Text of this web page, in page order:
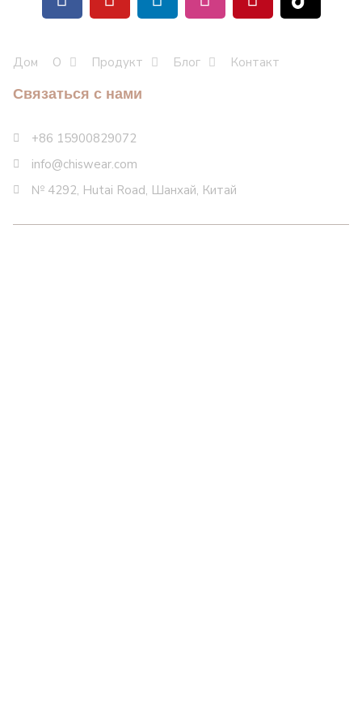
Дом О Продукт Блог Контакт
Связаться с нами
+86 15900829072
info@chiswear.com
№ 4292, Hutai Road, Шанхай, Китай